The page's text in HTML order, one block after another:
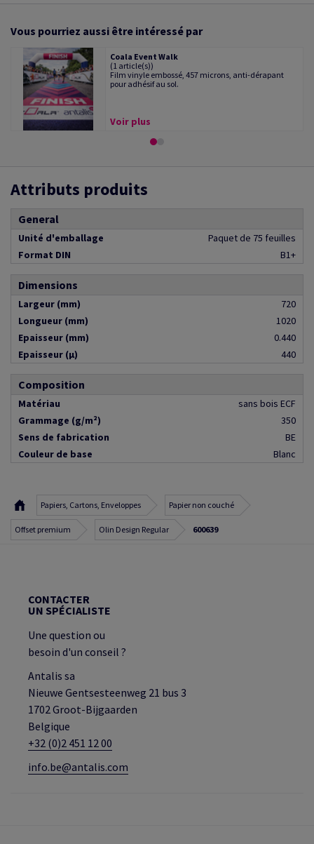
Vous pourriez aussi être intéressé par
Coala Event Walk
(1 article(s))
Film vinyle embossé, 457 microns, anti-dérapant
pour adhésif au sol.
Voir plus
Attributs produits
General
Unité d'emballage
Paquet de 75 feuilles
Format DIN
B1+
Dimensions
Largeur (mm)
720
Longueur (mm)
1020
Epaisseur (mm)
0.440
Epaisseur (µ)
440
Composition
Matériau
sans bois ECF
Grammage (g/m²)
350
Sens de fabrication
BE
Couleur de base
Blanc
Papiers, Cartons, Enveloppes Papier non couché
Offset premium Olin Design Regular 600639
CONTACTER
UN SPÉCIALISTE
Une question ou
besoin d'un conseil ?
Antalis sa
Nieuwe Gentsesteenweg 21 bus 3
1702 Groot-Bijgaarden
Belgique
+32 (0)2 451 12 00
info.be@antalis.com